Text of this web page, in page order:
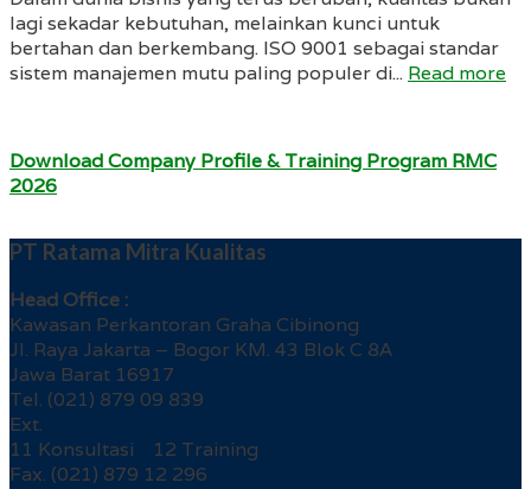
lagi sekadar kebutuhan, melainkan kunci untuk
bertahan dan berkembang. ISO 9001 sebagai standar
sistem manajemen mutu paling populer di... Read more
Download Company Profile & Training Program RMC
2026
PT Ratama Mitra Kualitas
Head Office :
Kawasan Perkantoran Graha Cibinong
Jl. Raya Jakarta – Bogor KM. 43 Blok C 8A
Jawa Barat 16917
Tel. (021) 879 09 839
Ext.
11 Konsultasi 12 Training
Fax. (021) 879 12 296